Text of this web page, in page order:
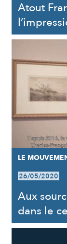
Atout
LE
26/05/2020
Aux
dans le